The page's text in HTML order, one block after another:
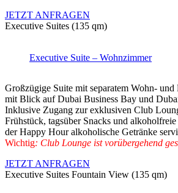
JETZT ANFRAGEN
Executive Suites (135 qm)
Executive Suite – Wohnzimmer
Großzügige Suite mit separatem Wohn-
mit Blick auf Dubai Business Bay und
Inklusive Zugang zur exklusiven Club
Frühstück, tagsüber Snacks und
der Happy Hour alkoholische Getränke
Wichtig: Club Lounge ist vorübergehend
JETZT ANFRAGEN
Executive Suites Fountain View (135 qm)